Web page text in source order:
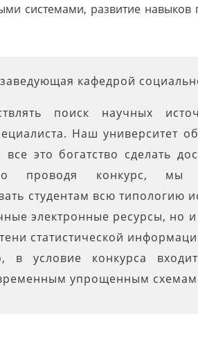
системами, развитие навыков
кафедрой
поиск научных
Наш университет
все это богатство сделать
проводя конкурс,
студентам всю типологию
электронные ресурсы, но
статистической
в условие конкурса
упрощенным схемам